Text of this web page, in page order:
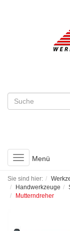
Toggle
navigation
Menü
Sie sind hier:
Handwerkzeuge
Mutterndreher